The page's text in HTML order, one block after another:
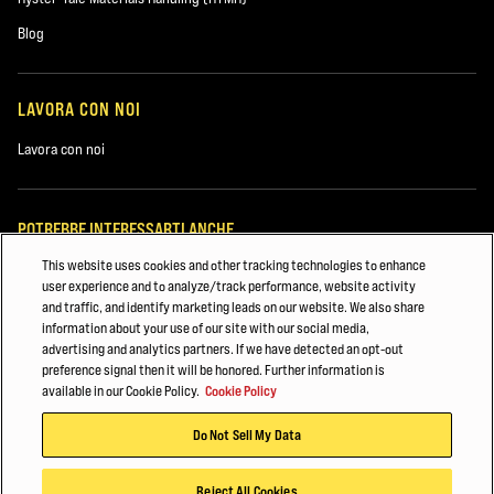
Noleggio
Commenti
Hyster e i suoi concessionari desidererebbero contattarti in merito ai
Blog
LAVORA CON NOI
Lavora con noi
POTREBBE INTERESSARTI ANCHE
Attrezzature per porti, terminal e intermodali
Logistica
Ricambi per carrelli elevatori
© 2026 Hyster-Yale Materials Handling, Inc., tutti i diritti riservati.
Politica sulla privacy Termini di utilizzo Politica dei cookie
This website uses cookies and other tracking technologies to enhance
user experience and to analyze/track performance, website activity
and traffic, and identify marketing leads on our website. We also share
information about your use of our site with our social media,
advertising and analytics partners. If we have detected an opt-out
preference signal then it will be honored. Further information is
available in our Cookie Policy. Cookie Policy
Do Not Sell My Data